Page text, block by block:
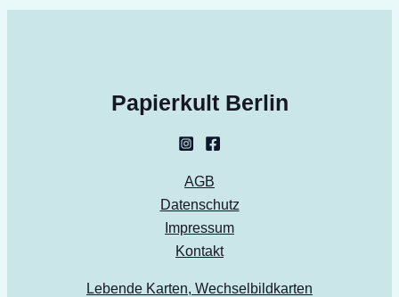
Papierkult Berlin
AGB
Datenschutz
Impressum
Kontakt
Lebende Karten, Wechselbildkarten